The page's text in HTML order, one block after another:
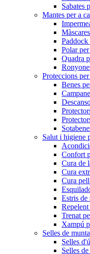
Sabates
Mantes per a
Paddock
Polar
Quadra
Proteccions
Benes
Salut i higiene
Confort
Cura de
Cura
Cura
Estris de
Trenat
Xampú
Selles de
Selles
Selles